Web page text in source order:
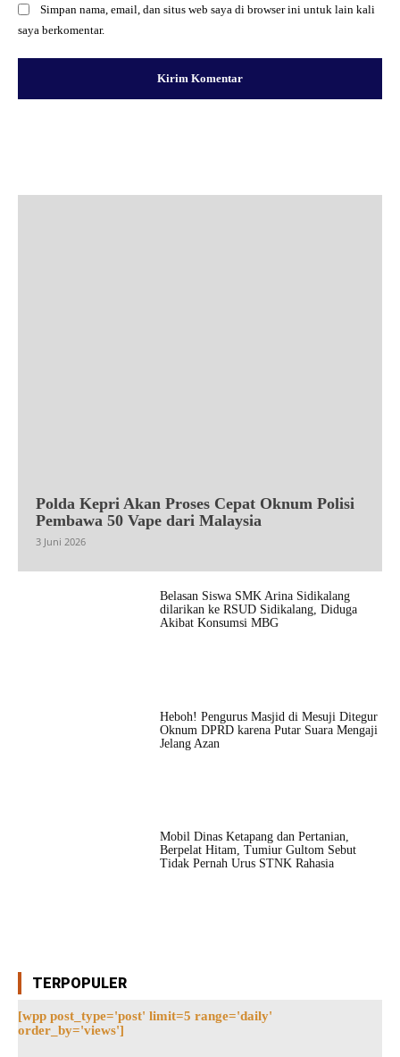
Simpan nama, email, dan situs web saya di browser ini untuk lain kali
saya berkomentar.
Polda Kepri Akan Proses Cepat Oknum Polisi
Pembawa 50 Vape dari Malaysia
3 Juni 2026
Belasan Siswa SMK Arina Sidikalang
dilarikan ke RSUD Sidikalang, Diduga
Akibat Konsumsi MBG
Heboh! Pengurus Masjid di Mesuji Ditegur
Oknum DPRD karena Putar Suara Mengaji
Jelang Azan
Mobil Dinas Ketapang dan Pertanian,
Berpelat Hitam, Tumiur Gultom Sebut
Tidak Pernah Urus STNK Rahasia
TERPOPULER
[wpp post_type='post' limit=5 range='daily'
order_by='views']